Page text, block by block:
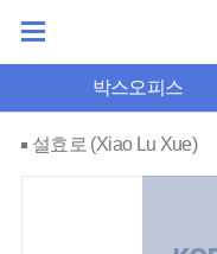
박스오피스
설효로 (Xiao Lu Xue)